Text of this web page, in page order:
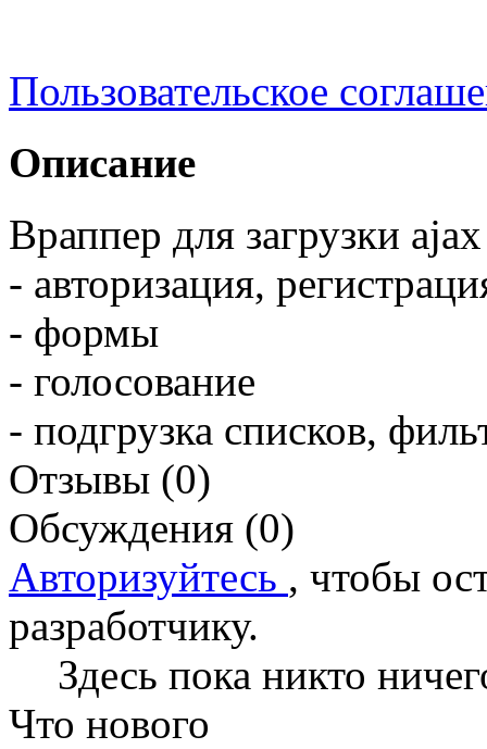
Пользовательское
Описание
Враппер для загрузки
- авторизация,
- формы
- голосование
- подгрузка списков,
Отзывы (0)
Обсуждения (0)
Авторизуйтесь , чтобы
разработчику.
Здесь пока никто
Что нового